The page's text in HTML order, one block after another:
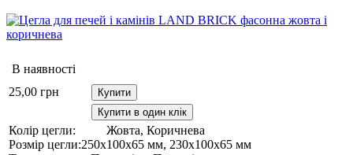
В наявності
25,00 грн
Купити
Купити в один клік
Колір цегли:
Жовта, Коричнева
Розмір цегли:250х100х65 мм, 230х100х65 мм